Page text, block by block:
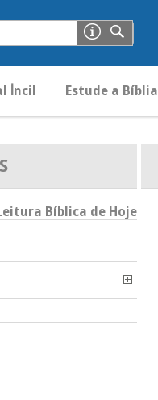
İncil Estude a Bíblia
Bíblica de Hoje